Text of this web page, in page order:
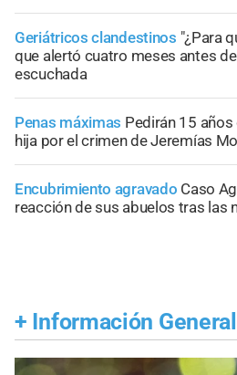
Geriátricos clandestinos "¿Para
que alertó cuatro meses antes
escuchada
Penas máximas Pedirán 15
hija por el crimen de Jeremías
Encubrimiento agravado Caso
reacción de sus abuelos tras las
+ Información General